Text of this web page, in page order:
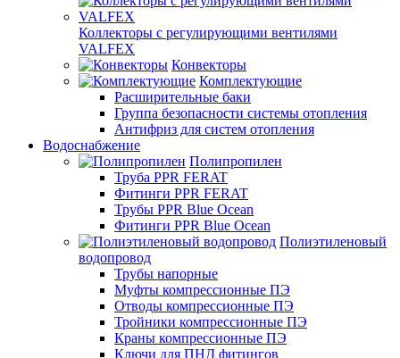
Коллекторы с регулирующими вентилями
VALFEX
Конвекторы
Комплектующие
Расширительные баки
Группа безопасности системы отопления
Антифриз для систем отопления
Водоснабжение
Полипропилен
Труба PPR FERAT
Фитинги PPR FERAT
Трубы PPR Blue Ocean
Фитинги PPR Blue Ocean
Полиэтиленовый
водопровод
Трубы напорные
Муфты компрессионные ПЭ
Отводы компрессионные ПЭ
Тройники компрессионные ПЭ
Краны компрессионные ПЭ
Ключи для ПНД фитингов